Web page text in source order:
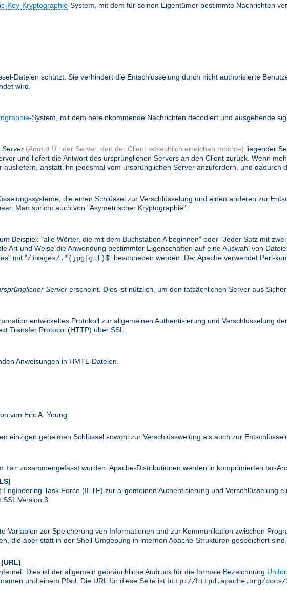
Key-Kryptographie-System, mit dem für seinen Eigentümer bestimmte Nachrichten
Dateien schützt. Sie verhindert die Entschlüsselung durch nicht authorisierte
wird.
-System, mit dem hereinkommende Nachrichten decodiert und ausgehende
Server (Anm.d.Ü.: der Server, den der Client tatsächlich erreichen möchte) liegender
und liefert die Antwort des ursprünglichen Servers an den Client zurück. Wenn
anstatt ihn jedesmal vom ursprünglichen Server anzufordern, und dadurch
die einen Schlüssel zur Verschlüsselung und einen anderen zur
Man spricht auch von "Asymetrischer Kryptographie".
Beispiel: "alle Wörter, die mit dem Buchstaben A beginnen" oder "Jeder Satz mit
Art und Weise die Anwendung bestimmter Eigenschaften auf eine Auswahl von
mit "/images/.*(jpg|gif)$" beschrieben werden. Der Apache verwendet Perl-
Server erscheint. Dies ist nützlich, um den tatsächlichen Server aus
entwickeltes Protokoll zur allgemeinen Authentisierung und Verschlüsselung
Transfer Protocol (HTTP) über SSL.
Anweisungen in HMTL-Dateien.
von Eric A. Young
einzigen geheimen Schlüssel sowohl zur Verschlüsswelung als auch zur
tar zusammengefasst wurden. Apache-Distributionen werden in komprimierten tar-
Task Force (IETF) zur allgemeinen Authentisierung und Verschlüsselung
Version 3.
Variablen zur Speicherung von Informationen und zur Kommunikation zwischen
die aber statt in der Shell-Umgebung in internen Apache-Strukturen gespeichert sind.
(URL)
Dies ist der allgemein gebräuchliche Audruck für die formale Bezeichnung
und einem Pfad. Die URL für diese Seite ist http://httpd.apache.org/